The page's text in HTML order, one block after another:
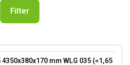
Filter
mm WLG 035 (=1,65